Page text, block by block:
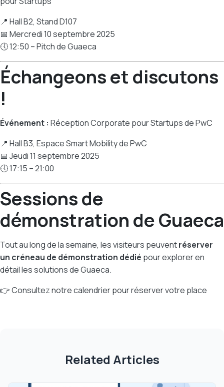
📍 Hall B2, Stand D107
📅 Mercredi 10 septembre 2025
🕔 12:50 – Pitch de Guaeca
Échangeons et discutons
!
Événement : Réception Corporate pour Startups de PwC
📍 Hall B3, Espace Smart Mobility de PwC
📅 Jeudi 11 septembre 2025
🕔 17:15 – 21:00
Sessions de
démonstration de Guaeca
Tout au long de la semaine, les visiteurs peuventréserver
un créneau de démonstration dédié pour explorer en
détail les solutions de Guaeca.
👉Consultez notre calendrier pour réserver votre place
Related Articles